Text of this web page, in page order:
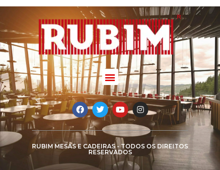
RUBIM MESAS E CADEIRAS - TODOS OS DIREITOS
RESERVADOS